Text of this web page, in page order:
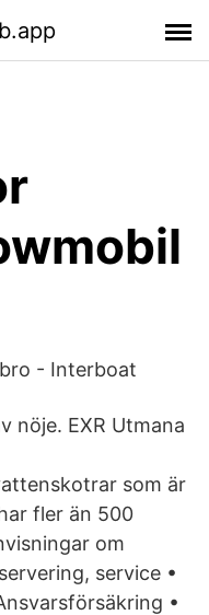
- Interboat
nöje. EXR Utmana
som är
fler än 500
om
service •
•